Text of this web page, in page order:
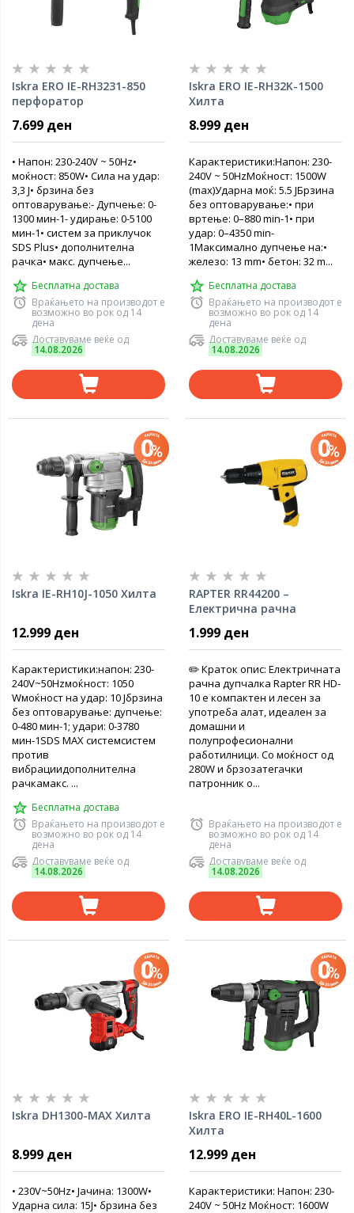
Iskra ERO IE-RH3231-850
перфоратор
7.699 ден
• Напон: 230-240V ~ 50Hz•
моќност: 850W• Сила на удар:
3,3 Ј• брзина без
оптоварување:- Дупчење: 0-
1300 мин-1- удирање: 0-5100
мин-1• систем за приклучок
SDS Plus• дополнителна
рачка• макс. дупчење...
Бесплатна достава
Враќањето на производот е
возможно во рок од 14
дена
Доставуваме веќе од
14.08.2026
Iskra ERO IE-RH32K-1500
Хилта
8.999 ден
Карактеристики:Напон: 230-
240V ~ 50HzМоќност: 1500W
(max)Ударна моќ: 5.5 JБрзина
без оптоварување:• при
вртење: 0–880 min-1• при
удар: 0–4350 min-
1Максимално дупчење на:•
железо: 13 mm• бетон: 32 m...
Бесплатна достава
Враќањето на производот е
возможно во рок од 14
дена
Доставуваме веќе од
14.08.2026
Iskra IE-RH10J-1050 Хилта
12.999 ден
Карактеристики:напон: 230-
240V~50Hzмоќност: 1050
Wмоќност на удар: 10 Јбрзина
без оптоварување: дупчење:
0-480 мин-1; удари: 0-3780
мин-1SDS MAX системсистем
против
вибрациидополнителна
рачкамакс. ...
Бесплатна достава
Враќањето на производот е
возможно во рок од 14
дена
Доставуваме веќе од
14.08.2026
RAPTER RR44200 –
Електрична рачна
1.999 ден
✏️ Краток опис: Електричната
рачна дупчалка Rapter RR HD-
10 е компактен и лесен за
употреба алат, идеален за
домашни и
полупрофесионални
работилници. Со моќност од
280W и брзозатегачки
патронник о...
Враќањето на производот е
возможно во рок од 14
дена
Доставуваме веќе од
14.08.2026
Iskra DH1300-MAX Хилта
8.999 ден
• 230V~50Hz• Јачина: 1300W•
Ударна сила: 15J• брзина без
Iskra ERO IE-RH40L-1600
Хилта
12.999 ден
Карактеристики: Напон: 230-
240V ~ 50Hz Моќност: 1600W